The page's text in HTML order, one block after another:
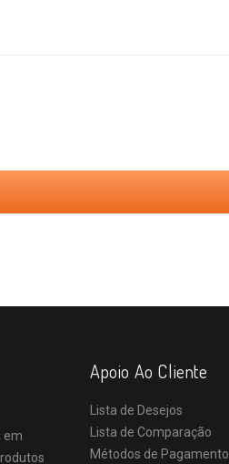
em
Apoio Ao Cliente
Lista de Desejos
Lista de Comparação
Métodos de Pagamento